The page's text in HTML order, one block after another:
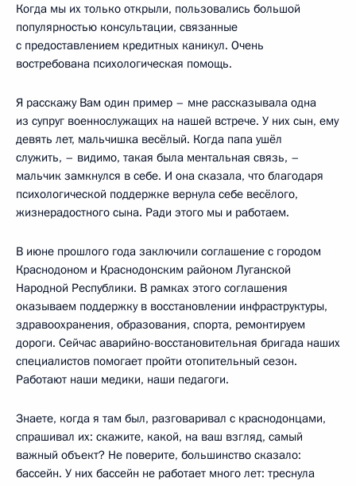
Когда мы их только открыли, пользовались большой
популярностью консультации, связанные
с предоставлением кредитных каникул. Очень
востребована психологическая помощь.
Я расскажу Вам один пример – мне рассказывала одна
из супруг военнослужащих на нашей встрече. У них сын, ему
девять лет, мальчишка весёлый. Когда папа ушёл
служить, – видимо, такая была ментальная связь, –
мальчик замкнулся в себе. И она сказала, что благодаря
психологической поддержке вернула себе весёлого,
жизнерадостного сына. Ради этого мы и работаем.
В июне прошлого года заключили соглашение с городом
Краснодоном и Краснодонским районом Луганской
Народной Республики. В рамках этого соглашения
оказываем поддержку в восстановлении инфраструктуры,
здравоохранения, образования, спорта, ремонтируем
дороги. Сейчас аварийно-восстановительная бригада наших
специалистов помогает пройти отопительный сезон.
Работают наши медики, наши педагоги.
Знаете, когда я там был, разговаривал с краснодонцами,
спрашивал их: скажите, какой, на ваш взгляд, самый
важный объект? Не поверите, большинство сказало:
бассейн. У них бассейн не работает много лет: треснула